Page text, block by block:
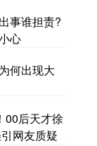
事谁担责?
心
何出现大
00后天才徐
网友质疑